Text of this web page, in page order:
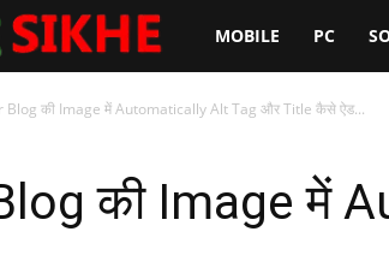
MOBILE PC
Blog की Image में Automatically Alt Tag और Title कैसे ऐड...
की Image में